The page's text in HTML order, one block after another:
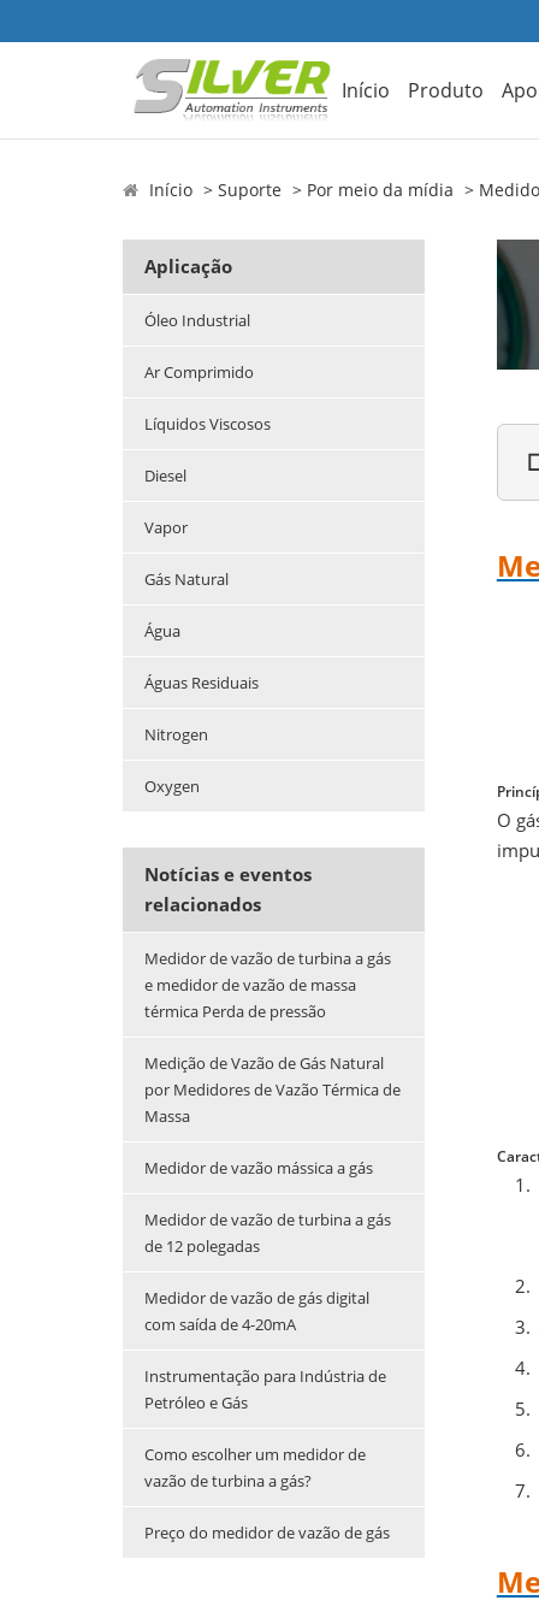
Início Produto
Início Suporte Por meio da mídia
Aplicação
Óleo Industrial
Ar Comprimido
Líquidos Viscosos
Diesel
Vapor
Gás Natural
Água
Águas Residuais
Nitrogen
Oxygen
Notícias e eventos
relacionados
Medidor de vazão de turbina a gás
e medidor de vazão de massa
térmica Perda de pressão
Medição de Vazão de Gás Natural
por Medidores de Vazão Térmica de
Massa
Medidor de vazão mássica a gás
Medidor de vazão de turbina a gás
de 12 polegadas
Medidor de vazão de gás digital
com saída de 4-20mA
Instrumentação para Indústria de
Petróleo e Gás
Como escolher um medidor de
vazão de turbina a gás?
Preço do medidor de vazão de gás
O